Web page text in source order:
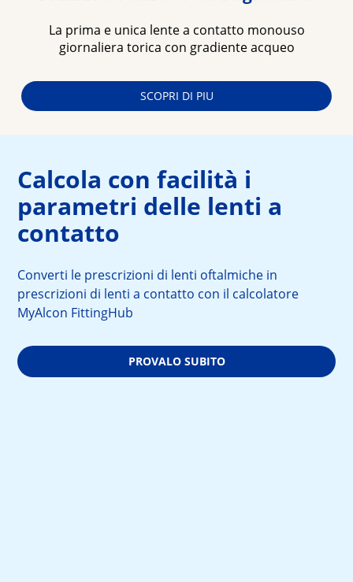
La prima e unica lente a contatto monouso
giornaliera torica con gradiente acqueo
SCOPRI DI PIU
Calcola con facilità i
parametri delle lenti a
contatto
Converti le prescrizioni di lenti oftalmiche in
prescrizioni di lenti a contatto con il calcolatore
MyAlcon FittingHub
PROVALO SUBITO